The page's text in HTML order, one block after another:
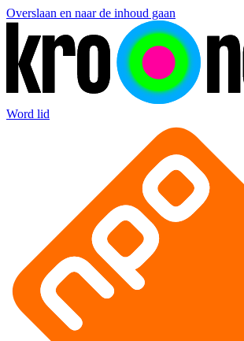
Overslaan en naar de inhoud gaan
Word lid